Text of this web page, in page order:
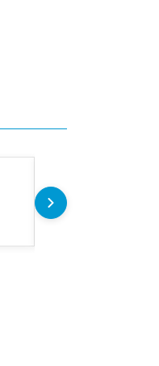
Copa